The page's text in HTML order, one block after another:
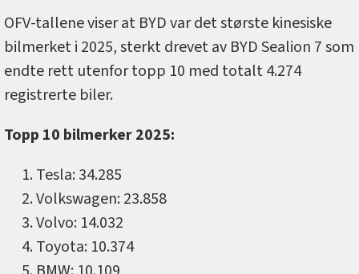
OFV-tallene viser at BYD var det største kinesiske
bilmerket i 2025, sterkt drevet av BYD Sealion 7 som
endte rett utenfor topp 10 med totalt 4.274
registrerte biler.
Topp 10 bilmerker 2025:
Tesla: 34.285
Volkswagen: 23.858
Volvo: 14.032
Toyota: 10.374